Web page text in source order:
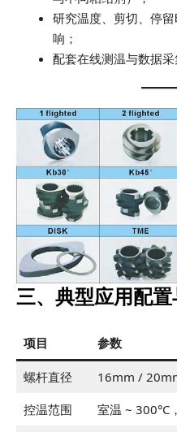
研究温度、剪切、停
响；
配套在线测温与数据采
三、典型应用配置
项目 参数
螺杆直径
16mm /
控温范围
室温 ~ 300°C